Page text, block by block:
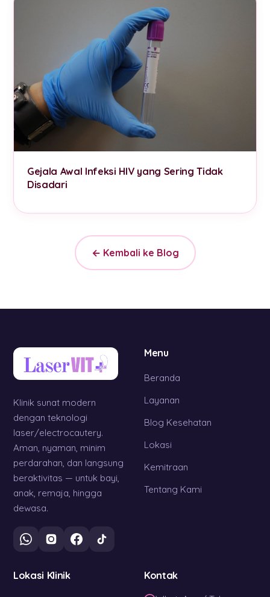
Gejala Awal Infeksi HIV yang Sering Tidak
Disadari
← Kembali ke Blog
Klinik sunat modern
dengan teknologi
laser/electrocautery.
Aman, nyaman, minim
perdarahan, dan langsung
beraktivitas — untuk bayi,
anak, remaja, hingga
dewasa.
Menu
Beranda
Layanan
Blog Kesehatan
Lokasi
Kemitraan
Tentang Kami
Lokasi Klinik Kontak